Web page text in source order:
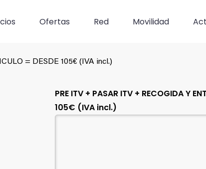
Ofertas Red Movilidad
= DESDE 105€ (IVA incl.)
PRE ITV + PASAR ITV + RECOGIDA Y
105€ (IVA incl.)